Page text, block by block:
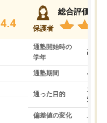
4.4 保護者
総合評価
通塾開始時の
学年
高3
通塾期間 4ヵ月
通った目的
大学
対策
偏差値の変化 上が